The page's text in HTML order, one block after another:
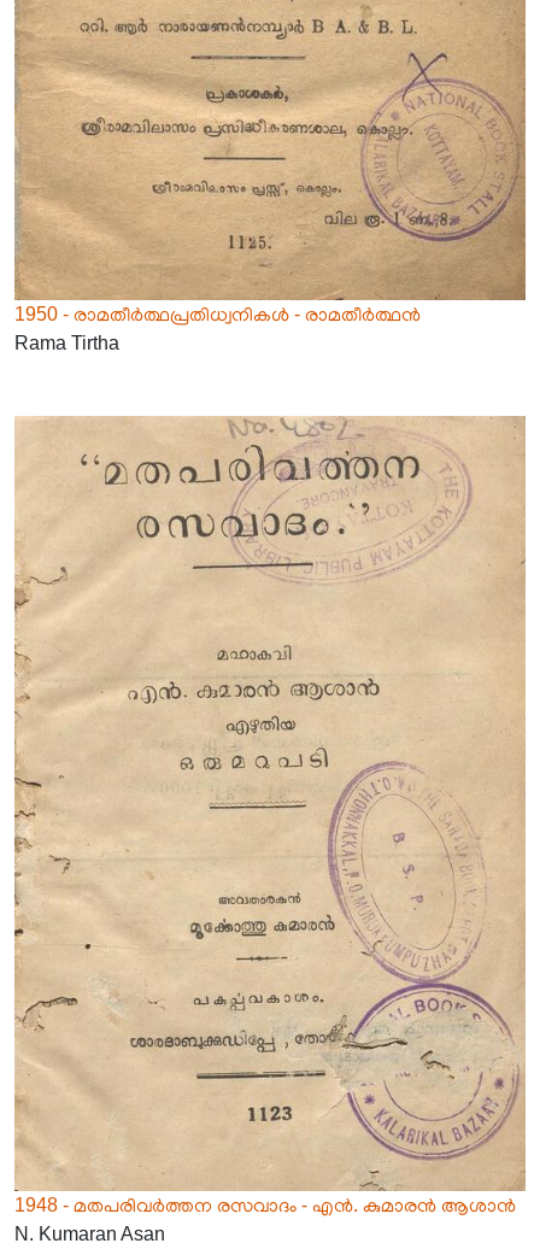
1950 - രാമതീർത്ഥപ്രതിധ്വനികൾ - രാമതീർത്ഥൻ
Rama Tirtha
1948 - മതപരിവർത്തന രസവാദം - എൻ. കുമാരൻ ആശാൻ
N. Kumaran Asan